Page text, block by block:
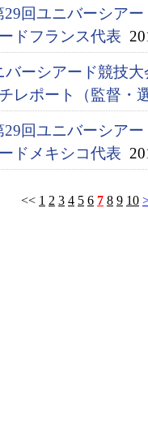
29回ユニバーシア
ドフランス代表
バーシアード競技
レポート（監督・
29回ユニバーシア
ドメキシコ代表
<< 1 2 3 4 5 6 7 8 9 10